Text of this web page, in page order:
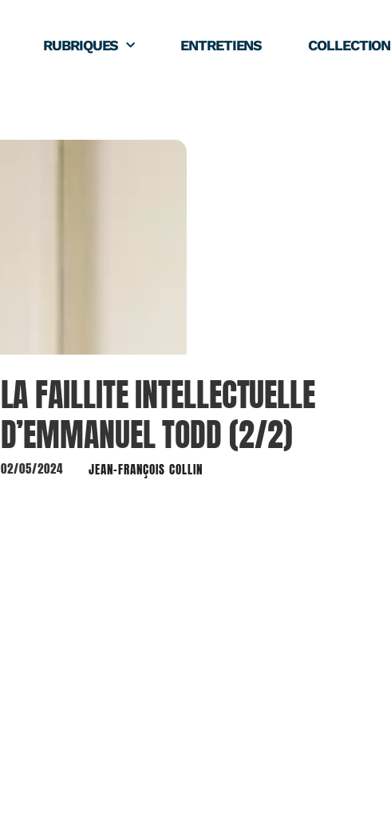
RUBRIQUES ENTRETIENS COLLECTION
LA FAILLITE INTELLECTUELLE
D’EMMANUEL TODD (2/2)
02/05/2024 JEAN-FRANÇOIS COLLIN